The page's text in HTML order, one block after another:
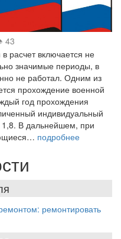
43
расчет включается не
значимые периоды, в
не работал. Одним из
прохождение военной
год прохождения
индивидуальный
В дальнейшем, при
подробнее
ремонтировать